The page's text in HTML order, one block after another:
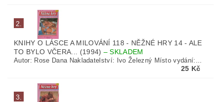
2.
KNIHY O LÁSCE A MILOVÁNÍ 118 - NĚŽNÉ HRY 14 - ALE
TO BYLO VČERA... (1994) –SKLADEM
Autor: Rose Dana Nakladatelství: Ivo Železný Místo vydání:...
25 Kč
3.